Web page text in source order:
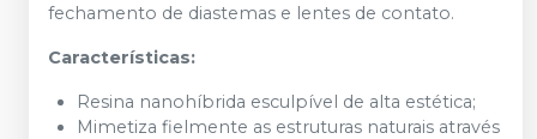
fechamento de diastemas e lentes de contato.
Características:
Resina nanohíbrida esculpível de alta estética;
Mimetiza fielmente as estruturas naturais através